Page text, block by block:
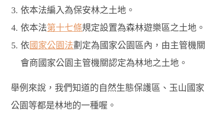
依本法編入為保安林之土地。
依本法第十七條規定設置為森林遊樂區之土地。
依 國家公園法劃定為國家公園區內，由主管機關
會商國家公園主管機關認定為林地之土地。
舉例來說，我們知道的自然生態保護區、玉山國家
公園等都是林地的一種喔。